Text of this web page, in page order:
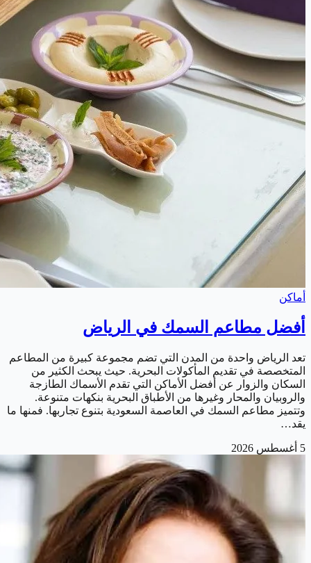
أماكن
أفضل مطاعم السمك في الرياض
تعد الرياض واحدة من المدن التي تضم مجموعة كبيرة من المطاعم
المتخصصة في تقديم المأكولات البحرية. حيث يبحث الكثير من
السكان والزوار عن أفضل الأماكن التي تقدم الأسماك الطازجة
والروبيان والمحار وغيرها من الأطباق البحرية بنكهات متنوعة.
وتتميز مطاعم السمك في العاصمة السعودية بتنوع تجاربها. فمنها ما
يقد…
5 أغسطس 2026